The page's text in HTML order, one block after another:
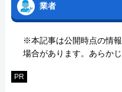
業者
※本記事は公開時点の情
場合があります。あらか
PR